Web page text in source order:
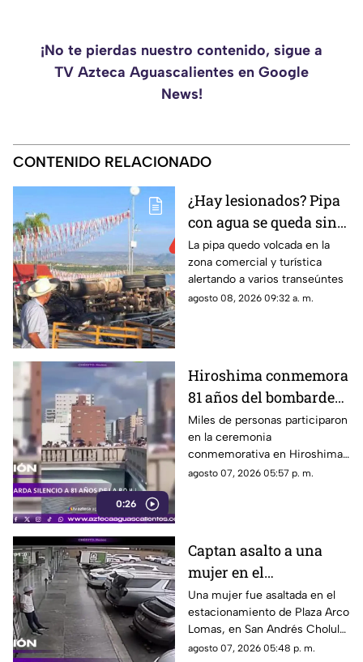
¡No te pierdas nuestro contenido, sigue a
TV Azteca Aguascalientes en Google
News!
CONTENIDO RELACIONADO
¿Hay lesionados? Pipa
con agua se queda sin
frenos y termina en
volcadura en San José
de Gracia
La pipa quedo volcada en la
zona comercial y turística
alertando a varios transeúntes
agosto 08, 2026 09:32 a. m.
0:26
Hiroshima conmemora
81 años del bombardeo
atómico con un minuto
de silencio
Miles de personas participaron
en la ceremonia
conmemorativa en Hiroshima,
donde se recordó a las
agosto 07, 2026 05:57 p. m.
Captan asalto a una
mujer en el
estacionamiento de
Plaza Arco Lomas
Una mujer fue asaltada en el
estacionamiento de Plaza Arco
Lomas, en San Andrés Cholula.
El ataque quedó registrado por
agosto 07, 2026 05:48 p. m.